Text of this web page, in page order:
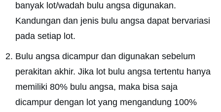
banyak lot/wadah bulu angsa digunakan.
Kandungan dan jenis bulu angsa dapat bervariasi
pada setiap lot.
Bulu angsa dicampur dan digunakan sebelum
perakitan akhir. Jika lot bulu angsa tertentu hanya
memiliki 80% bulu angsa, maka bisa saja
dicampur dengan lot yang mengandung 100%